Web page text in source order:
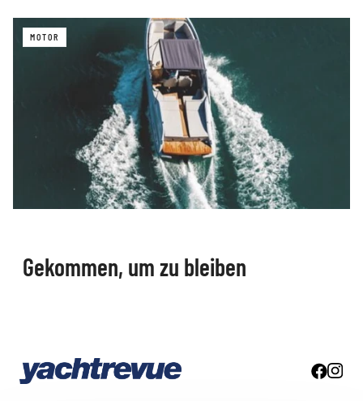
MOTOR
Gekommen, um zu bleiben